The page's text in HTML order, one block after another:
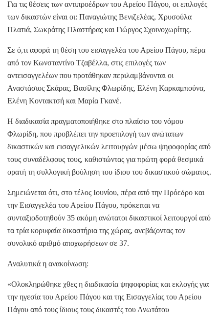
Για τις θέσεις των αντιπροέδρων του Αρείου Πάγου, οι επιλογές
των δικαστών είναι οι: Παναγιώτης Βενιζελέας, Χρυσούλα
Πλατιά, Σωκράτης Πλαστήρας και Γιώργος Σχοινοχωρίτης.
Σε ό,τι αφορά τη θέση του εισαγγελέα του Αρείου Πάγου, πέρα
από τον Κωνσταντίνο Τζαβέλλα, στις επιλογές των
αντεισαγγελέων που προτάθηκαν περιλαμβάνονται οι
Αναστάσιος Σκάρας, Βασίλης Φλωρίδης, Ελένη Καρκαμπούνα,
Ελένη Κοντακτσή και Μαρία Γκανέ.
Η διαδικασία πραγματοποιήθηκε στο πλαίσιο του νόμου
Φλωρίδη, που προβλέπει την προεπιλογή των ανώτατων
δικαστικών και εισαγγελικών λειτουργών μέσω ψηφοφορίας από
τους συναδέλφους τους, καθιστώντας για πρώτη φορά θεσμικά
ορατή τη συλλογική βούληση του ίδιου του δικαστικού σώματος.
Σημειώνεται ότι, στο τέλος Ιουνίου, πέρα από την Πρόεδρο και
την Εισαγγελέα του Αρείου Πάγου, πρόκειται να
συνταξιοδοτηθούν 35 ακόμη ανώτατοι δικαστικοί λειτουργοί από
τα τρία κορυφαία δικαστήρια της χώρας, ανεβάζοντας τον
συνολικό αριθμό αποχωρήσεων σε 37.
Αναλυτικά η ανακοίνωση:
«Ολοκληρώθηκε χθες η διαδικασία ψηφοφορίας και εκλογής για
την ηγεσία του Αρείου Πάγου και της Εισαγγελίας του Αρείου
Πάγου από τους ίδιους τους δικαστές του Ανωτάτου